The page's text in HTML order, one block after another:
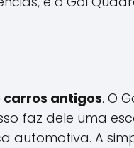
antigos. O
faz dele uma
automotiva. A